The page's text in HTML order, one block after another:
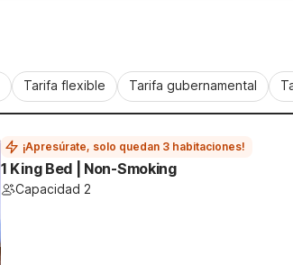
Tarifa flexible Tarifa gubernamental
¡Apresúrate, solo quedan 3 habitaciones!
1 King Bed | Non-Smoking
Capacidad 2